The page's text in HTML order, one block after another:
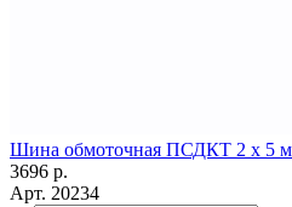
Шина обмоточная ПСДКТ 2 х 5
3696 р.
Арт. 20234